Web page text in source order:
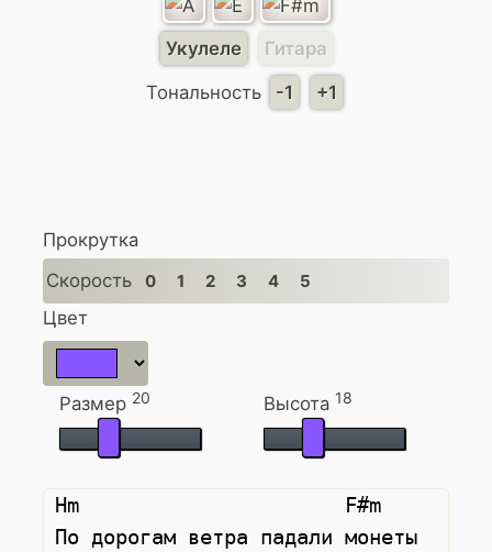
Укулеле
Гитара
Тональность
-1 +1
Прокрутка
Скорость
0 1 2 3 4 5
Цвет
Размер 20 Высота 18
По дорогам ветра падали монеты